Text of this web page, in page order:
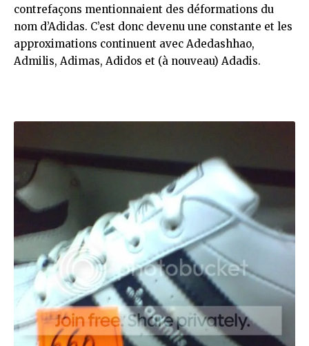
contrefaçons mentionnaient des déformations du
nom d’Adidas. C’est donc devenu une constante et les
approximations continuent avec Adedashhao,
Admilis, Adimas, Adidos et (à nouveau) Adadis.